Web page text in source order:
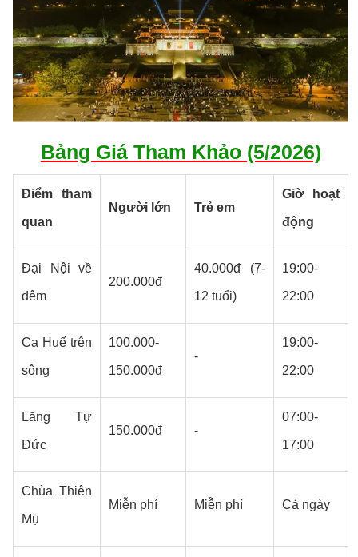
Bảng Giá Tham Khảo (5/2026)
Điểm tham
quan
Người lớn Trẻ em
Giờ hoạt
động
Đại Nội về
đêm
200.000đ
40.000đ (7-
12 tuổi)
19:00-
22:00
Ca Huế trên
sông
100.000-
150.000đ
-
19:00-
22:00
Lăng Tự
Đức
150.000đ -
07:00-
17:00
Chùa Thiên
Mụ
Miễn phí Miễn phí Cả ngày